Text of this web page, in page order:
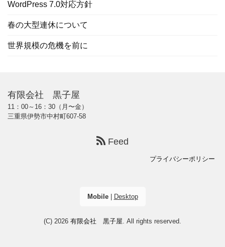
WordPress 7.0対応方針
春の大型連休について
世界規模の危機を前に
有限会社 黒子屋
11：00～16：30（月〜金）
三重県伊勢市中村町607-58
Feed
プライバシーポリシー
Mobile| Desktop
(C) 2026 有限会社 黒子屋 . All rights reserved.